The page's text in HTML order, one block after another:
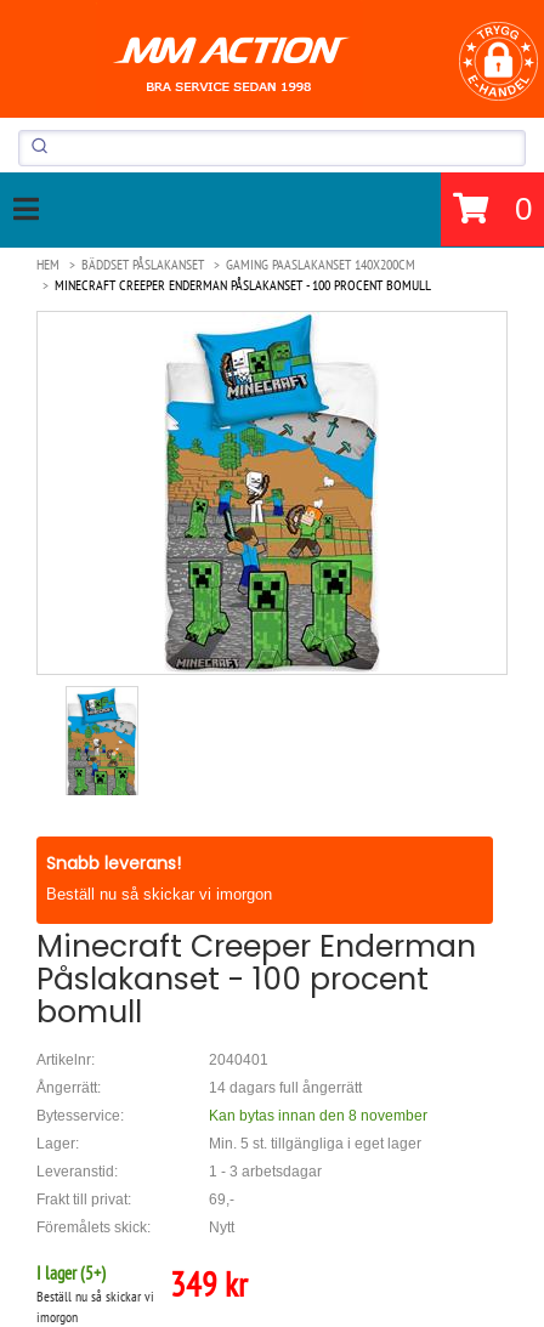
0
HEM BÄDDSET PÅSLAKANSET
GAMING PAASLAKANSET 140X200CM
MINECRAFT CREEPER ENDERMAN PÅSLAKANSET - 100 PROCENT BOMULL
Snabb leverans!
Beställ nu så skickar vi imorgon
Minecraft Creeper Enderman
Påslakanset - 100 procent
bomull
Artikelnr:
2040401
Ångerrätt:
14 dagars full ångerrätt
Bytesservice:
Kan bytas innan den 8 november
Lager:
Min. 5 st. tillgängliga i eget lager
Leveranstid:
1 - 3 arbetsdagar
Frakt till privat:
69,-
Föremålets skick:
Nytt
I lager (5+)
Beställ nu så skickar vi
imorgon
349 kr